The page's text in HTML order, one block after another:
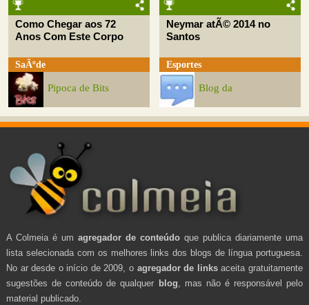
Como Chegar aos 72
Anos Com Este Corpo
SaÃºde
Pipoca de Bits
Neymar atÃ© 2014 no
Santos
Esportes
Blog da
A Colmeia é um agregador de conteúdo que publica diariamente uma
lista selecionada com os melhores links dos blogs de língua portuguesa.
No ar desde o início de 2009, o agregador de linksaceita gratuitamente
sugestões de conteúdo de qualquer blog , mas não é responsável pelo
material publicado.